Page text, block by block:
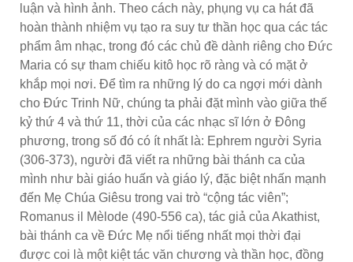
luận và hình ảnh. Theo cách này, phụng vụ ca hát đã
hoàn thành nhiệm vụ tạo ra suy tư thần học qua các tác
phẩm âm nhạc, trong đó các chủ đề dành riêng cho Đức
Maria có sự tham chiếu kitô học rõ ràng và có mặt ở
khắp mọi nơi. Để tìm ra những lý do ca ngợi mới dành
cho Đức Trinh Nữ, chúng ta phải đặt mình vào giữa thế
kỷ thứ 4 và thứ 11, thời của các nhạc sĩ lớn ở Đông
phương, trong số đó có ít nhất là: Ephrem người Syria
(306-373), người đã viết ra những bài thánh ca của
mình như bài giáo huấn và giáo lý, đặc biệt nhấn mạnh
đến Mẹ Chúa Giêsu trong vai trò “cộng tác viên”;
Romanus il Mèlode (490-556 ca), tác giả của Akathist,
bài thánh ca về Đức Mẹ nổi tiếng nhất mọi thời đại
được coi là một kiệt tác văn chương và thần học, đồng